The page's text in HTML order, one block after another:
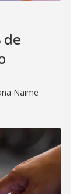
de
Naime